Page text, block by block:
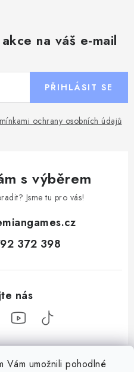
Vám umožnili pohodlné
na váš e-mail
ochrany osobních údajů
PŘIHLÁSIT SE
s výběrem
Jsme tu pro vás!
372 398